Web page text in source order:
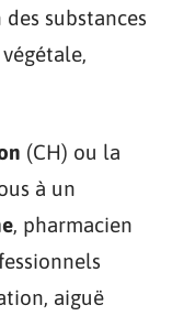
substances
(CH) ou la
à un
, pharmacien
aiguë